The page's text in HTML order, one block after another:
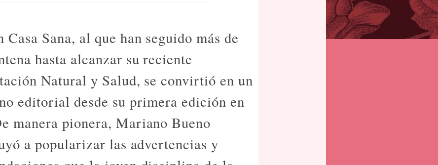
Sana, al que han seguido más de
hasta alcanzar su reciente
Natural y Salud, se convirtió en un
editorial desde su primera edición en
manera pionera, Mariano Bueno
a popularizar las advertencias y